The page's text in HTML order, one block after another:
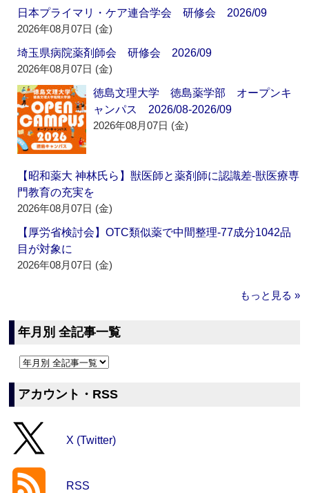
日本プライマリ・ケア連合学会 研修会 2026/09
2026年08月07日 (金)
埼玉県病院薬剤師会 研修会 2026/09
2026年08月07日 (金)
徳島文理大学 徳島薬学部 オープンキ
ャンパス 2026/08-2026/09
2026年08月07日 (金)
【昭和薬大 神林氏ら】獣医師と薬剤師に認識差‐獣医療専
門教育の充実を
2026年08月07日 (金)
【厚労省検討会】OTC類似薬で中間整理‐77成分1042品
目が対象に
2026年08月07日 (金)
もっと見る »
年月別 全記事一覧
アカウント・RSS
X (Twitter)
RSS